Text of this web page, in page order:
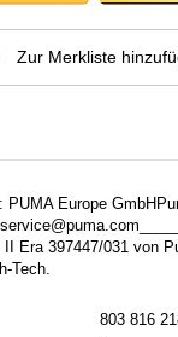
Zur Merkliste
PUMA Europe
II Era 397447/031 von
Tech.
803 816